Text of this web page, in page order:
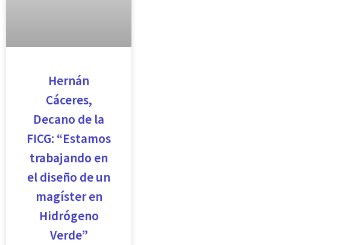
Hernán
Cáceres,
Decano de la
FICG: “Estamos
trabajando en
el diseño de un
magíster en
Hidrógeno
Verde”